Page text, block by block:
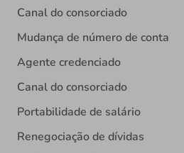
Canal do consorciado
Mudança de número de conta
Agente credenciado
Canal do consorciado
Portabilidade de salário
Renegociação de dívidas